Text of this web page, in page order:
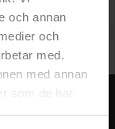
och annan
och
med.
med annan
som de har
max 15kg